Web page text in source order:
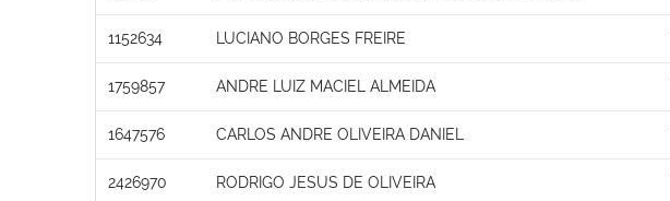
1152634 LUCIANO BORGES FREIRE
1759857 ANDRE LUIZ MACIEL ALMEIDA
1647576 CARLOS ANDRE OLIVEIRA DANIEL
2426970 RODRIGO JESUS DE OLIVEIRA